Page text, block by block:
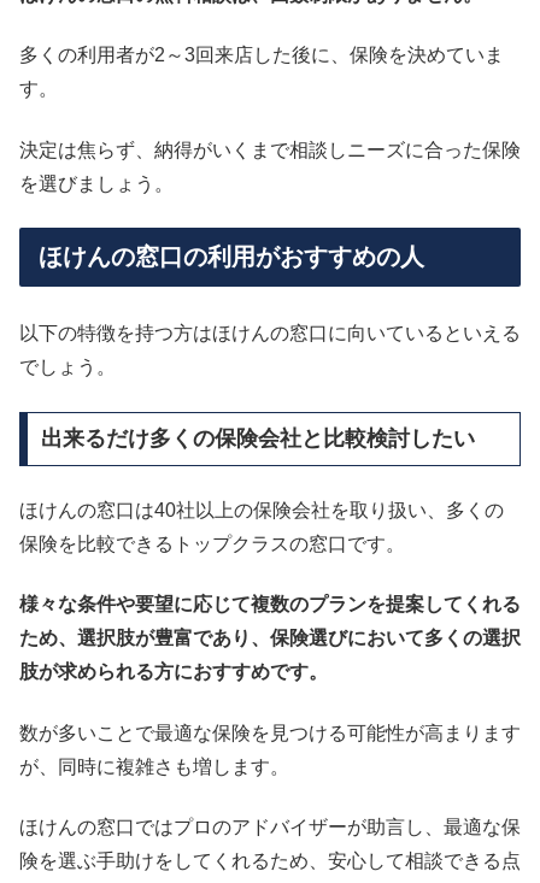
多くの利用者が2～3回来店した後に、保険を決めていま
す。
決定は焦らず、納得がいくまで相談しニーズに合った保険
を選びましょう。
ほけんの窓口の利用がおすすめの人
以下の特徴を持つ方はほけんの窓口に向いているといえる
でしょう。
出来るだけ多くの保険会社と比較検討したい
ほけんの窓口は40社以上の保険会社を取り扱い、多くの
保険を比較できるトップクラスの窓口です。
様々な条件や要望に応じて複数のプランを提案してくれる
ため、選択肢が豊富であり、保険選びにおいて多くの選択
肢が求められる方におすすめです。
数が多いことで最適な保険を見つける可能性が高まります
が、同時に複雑さも増します。
ほけんの窓口ではプロのアドバイザーが助言し、最適な保
険を選ぶ手助けをしてくれるため、安心して相談できる点